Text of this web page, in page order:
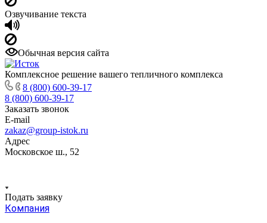
Озвучивание текста
Обычная версия сайта
Комплексное решение вашего тепличного комплекса
8 (800) 600-39-17
8 (800) 600-39-17
Заказать звонок
E-mail
zakaz@group-istok.ru
Адрес
Московское ш., 52
Подать заявку
Компания